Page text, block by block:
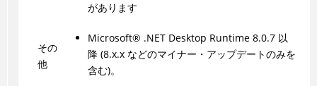
があります
その
他
Microsoft® .NET Desktop Runtime 8.0.7 以
降 (8.x.x などのマイナー・アップデートのみを
含む)。